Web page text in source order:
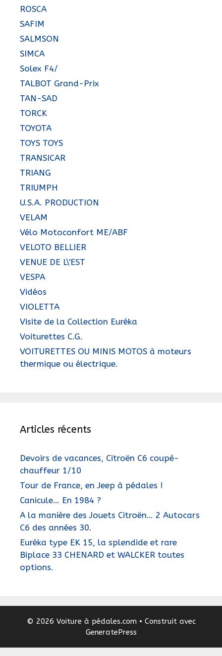
ROSCA
SAFIM
SALMSON
SIMCA
Solex F4/
TALBOT Grand-Prix
TAN-SAD
TORCK
TOYOTA
TOYS TOYS
TRANSICAR
TRIANG
TRIUMPH
U.S.A. PRODUCTION
VELAM
Vélo Motoconfort ME/ABF
VELOTO BELLIER
VENUE DE L\'EST
VESPA
Vidéos
VIOLETTA
Visite de la Collection Euréka
Voiturettes C.G.
VOITURETTES OU MINIS MOTOS à moteurs
thermique ou électrique.
Articles récents
Devoirs de vacances, Citroën C6 coupé-
chauffeur 1/10
Tour de France, en Jeep à pédales !
Canicule… En 1984 ?
A la manière des Jouets Citroën… 2 Autocars
C6 des années 30.
Euréka type EK 15, la splendide et rare
Biplace 33 CHENARD et WALCKER toutes
options.
© 2026 Voiture à pédales.com • Construit avec
GeneratePress